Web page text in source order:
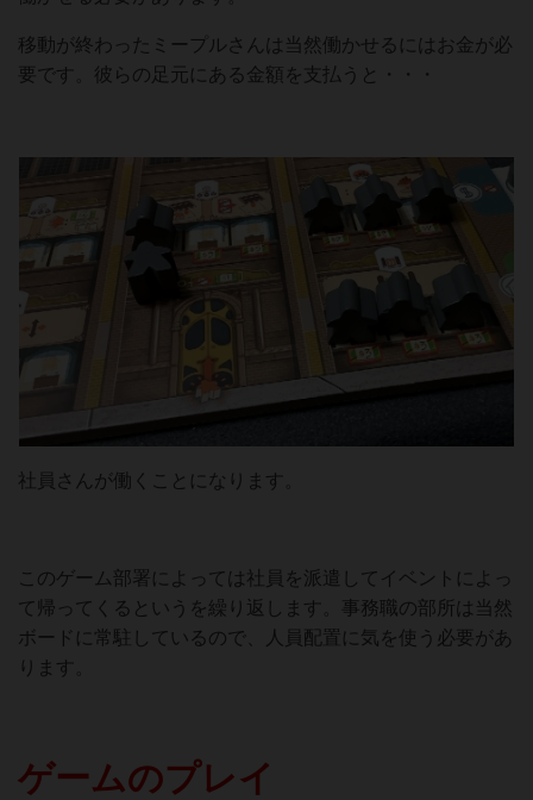
移動が終わったミープルさんは当然働かせるにはお金が必
要です。彼らの足元にある金額を支払うと・・・
社員さんが働くことになります。
このゲーム部署によっては社員を派遣してイベントによっ
て帰ってくるというを繰り返します。事務職の部所は当然
ボードに常駐しているので、人員配置に気を使う必要があ
ります。
ゲームのプレイ